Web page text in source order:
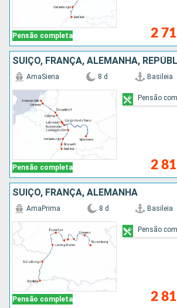
Pensão completa 2
Pensão completa
AmaSiena 8 d Basileia
2
Pensão
SUÍÇO, FRANÇA, ALEMANHA
Pensão completa
AmaPrima 8 d Basileia
2
Pensão